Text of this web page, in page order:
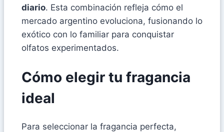
diario. Esta combinación refleja cómo el
mercado argentino evoluciona, fusionando lo
exótico con lo familiar para conquistar
olfatos experimentados.
Cómo elegir tu fragancia
ideal
Para seleccionar la fragancia perfecta,